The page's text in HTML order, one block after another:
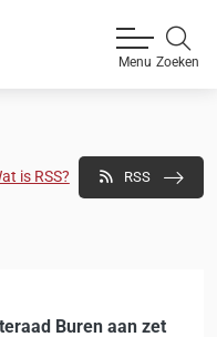
Menu Zoeken
is RSS? RSS
Buren aan zet